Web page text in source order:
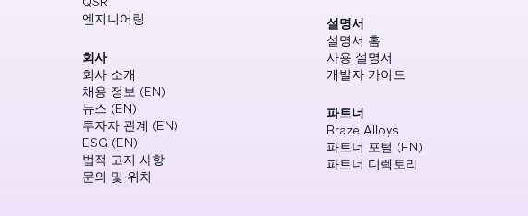
엔지니어링
회사
회사 소개
채용 정보 (EN)
뉴스 (EN)
투자자 관계 (EN)
ESG (EN)
법적 고지 사항
문의 및 위치
설명서
설명서 홈
사용 설명서
개발자 가이드
파트너
Braze Alloys
파트너 포털 (EN)
파트너 디렉토리